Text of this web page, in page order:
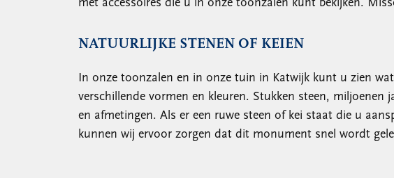
met accessoires die u in onze toonzalen kunt bekijken.
NATUURLIJKE STENEN OF KEIEN
In onze toonzalen en in onze tuin in Katwijk kunt u zien
verschillende vormen en kleuren. Stukken steen,
en afmetingen. Als er een ruwe steen of kei staat die u
kunnen wij ervoor zorgen dat dit monument snel wordt